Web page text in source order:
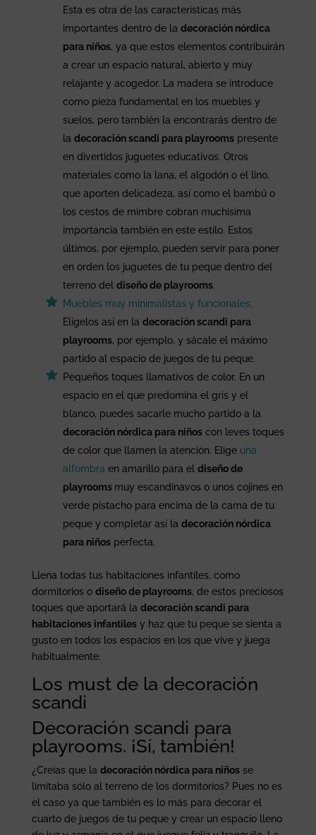
Esta es otra de las características más
importantes dentro de la decoración nórdica
para niños, ya que estos elementos contribuirán
a crear un espacio natural, abierto y muy
relajante y acogedor. La madera se introduce
como pieza fundamental en los muebles y
suelos, pero también la encontrarás dentro de
la decoración scandi para playroomspresente
en divertidos juguetes educativos. Otros
materiales como la lana, el algodón o el lino,
que aporten delicadeza, así como el bambú o
los cestos de mimbre cobran muchísima
importancia también en este estilo. Estos
últimos, por ejemplo, pueden servir para poner
en orden los juguetes de tu peque dentro del
terreno del diseño de playrooms.
Muebles muy minimalistas y funcionales.
Elígelos así en la decoración scandi para
playrooms, por ejemplo, y sácale el máximo
partido al espacio de juegos de tu peque.
Pequeños toques llamativos de color. En un
espacio en el que predomina el gris y el
blanco, puedes sacarle mucho partido a la
decoración nórdica para niñoscon leves toques
de color que llamen la atención. Elige una
alfombra en amarillo para el diseño de
playrooms muy escandinavos o unos cojines en
verde pistacho para encima de la cama de tu
peque y completar así la decoración nórdica
para niñosperfecta.
Llena todas tus habitaciones infantiles, como
dormitorios o diseño de playrooms, de estos preciosos
toques que aportará la decoración scandi para
habitaciones infantilesy haz que tu peque se sienta a
gusto en todos los espacios en los que vive y juega
habitualmente.
Los must de la decoración
scandi
Decoración scandi para
playrooms. ¡Sí, también!
¿Creías que la decoración nórdica para niñosse
limitaba sólo al terreno de los dormitorios? Pues no es
el caso ya que también es lo más para decorar el
cuarto de juegos de tu peque y crear un espacio lleno